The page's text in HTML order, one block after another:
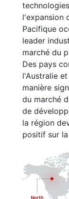
l'expansion
Pacifique
leader
marché du
Des pays
l'Australie
manière
du marché
de
la région
positif sur